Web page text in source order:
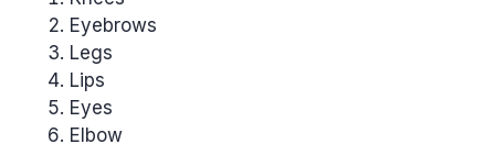
Eyebrows
Legs
Lips
Eyes
Elbow